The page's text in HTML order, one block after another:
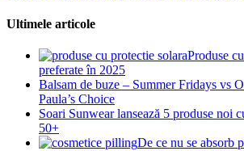
Ultimele articole
Produse
preferate în 2025
Balsam de buze – Summer Fridays vs
Paula’s Choice
Soari Sunwear lansează 5 produse noi
50+
De ce nu se absorb